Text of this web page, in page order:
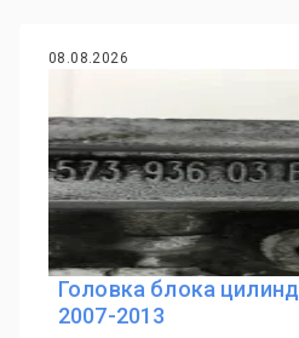
08.08.2026
Головка блока
2007-2013